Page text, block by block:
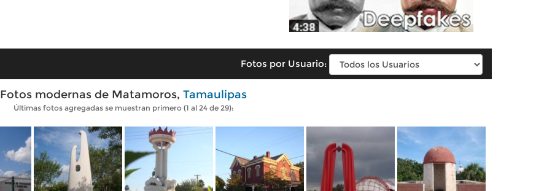
Fotos por Usuario:
Fotos modernas de Matamoros, Tamaulipas
Últimas fotos agregadas se muestran primero (1 al 24 de 29):